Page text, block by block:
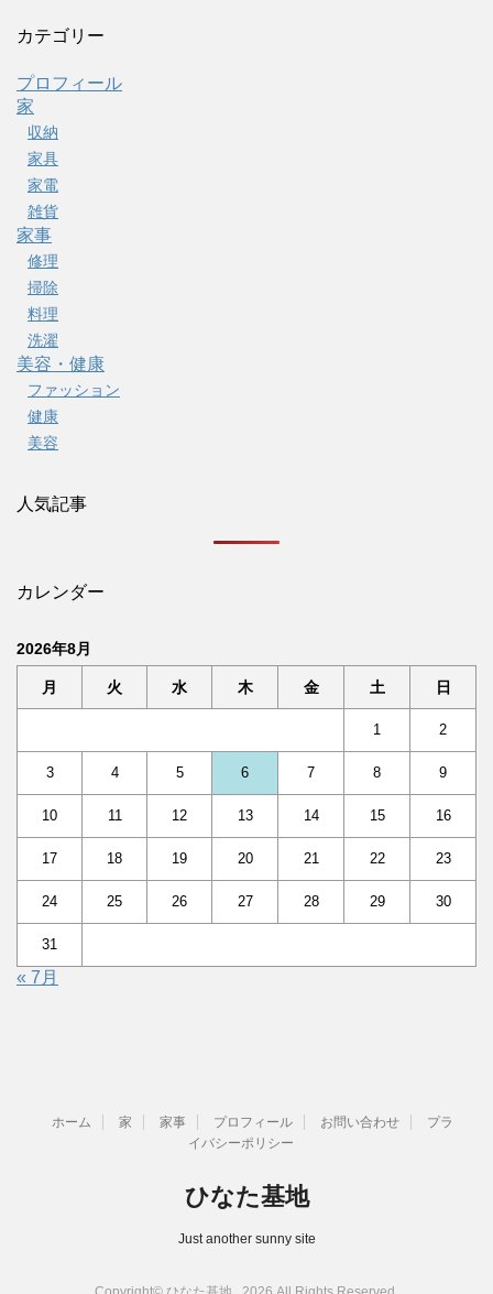
カテゴリー
プロフィール
家
収納
家具
家電
雑貨
家事
修理
掃除
料理
洗濯
美容・健康
ファッション
健康
美容
人気記事
カレンダー
2026年8月
月 火 水 木 金 土 日
1 2
3 4 5 6 7 8 9
10 11 12 13 14 15 16
17 18 19 20 21 22 23
24 25 26 27 28 29 30
31
« 7月
ホーム 家 家事 プロフィール お問い合わせ
プラ
イバシーポリシー
ひなた基地
Just another sunny site